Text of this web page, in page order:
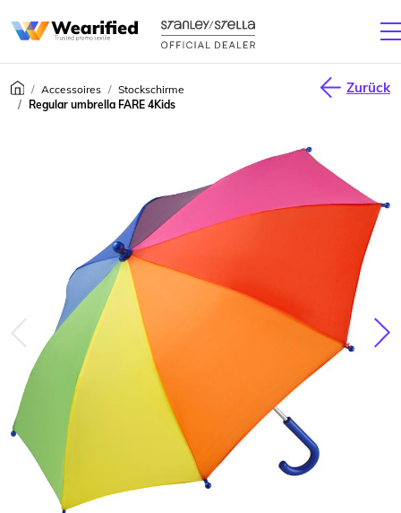
Accessoires
Stockschirme
Regular umbrella FARE 4Kids
Zurück